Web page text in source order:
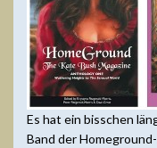
Es hat ein bisschen
Band der